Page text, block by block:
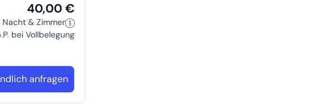
40,00 €
& Zimmer
bei Vollbelegung
anfragen